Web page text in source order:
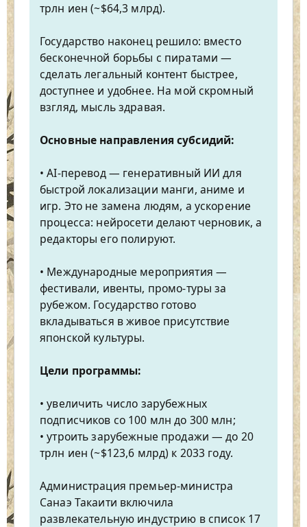
трлн иен (~$64,3 млрд).
Государство наконец решило: вместо
бесконечной борьбы с пиратами —
сделать легальный контент быстрее,
доступнее и удобнее. На мой скромный
взгляд, мысль здравая.
Основные направления субсидий:
• AI-перевод — генеративный ИИ для
быстрой локализации манги, аниме и
игр. Это не замена людям, а ускорение
процесса: нейросети делают черновик, а
редакторы его полируют.
• Международные мероприятия —
фестивали, ивенты, промо-туры за
рубежом. Государство готово
вкладываться в живое присутствие
японской культуры.
Цели программы:
• увеличить число зарубежных
подписчиков со 100 млн до 300 млн;
• утроить зарубежные продажи — до 20
трлн иен (~$123,6 млрд) к 2033 году.
Администрация премьер-министра
Санаэ Такаити включила
развлекательную индустрию в список 17